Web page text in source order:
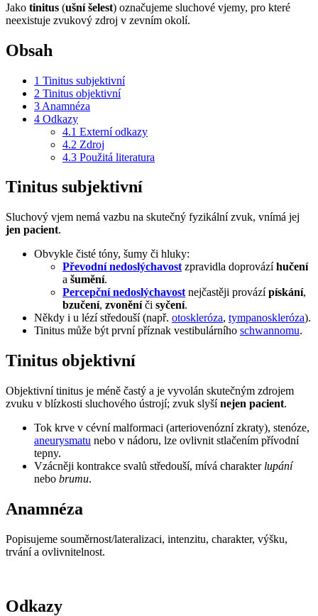
Jako tinitus (ušní šelest) označujeme sluchové vjemy, pro které
neexistuje zvukový zdroj v zevním okolí.
Obsah
1 Tinitus subjektivní
2 Tinitus objektivní
3 Anamnéza
4 Odkazy
4.1 Externí odkazy
4.2 Zdroj
4.3 Použitá literatura
Tinitus subjektivní
Sluchový vjem nemá vazbu na skutečný fyzikální zvuk, vnímá jej
jen pacient.
Obvykle čisté tóny, šumy či hluky:
Převodní nedoslýchavost zpravidla doprovázíhučení
a šumění.
Percepční nedoslýchavost nejčastěji provázípískání,
bzučení, zvoněníči syčení.
Někdy i u lézí středouší (např. otoskleróza, tympanoskleróza).
Tinitus může být první příznak vestibulárního schwannomu.
Tinitus objektivní
Objektivní tinitus je méně častý a je vyvolán skutečným zdrojem
zvuku v blízkosti sluchového ústrojí; zvuk slyšínejen pacient.
Tok krve v cévní malformaci (arteriovenózní zkraty), stenóze,
aneurysmatu nebo v nádoru, lze ovlivnit stlačením přívodní
tepny.
Vzácněji kontrakce svalů středouší, mívá charakter lupání
nebo brumu.
Anamnéza
Popisujeme souměrnost/lateralizaci, intenzitu, charakter, výšku,
trvání a ovlivnitelnost.
Odkazy